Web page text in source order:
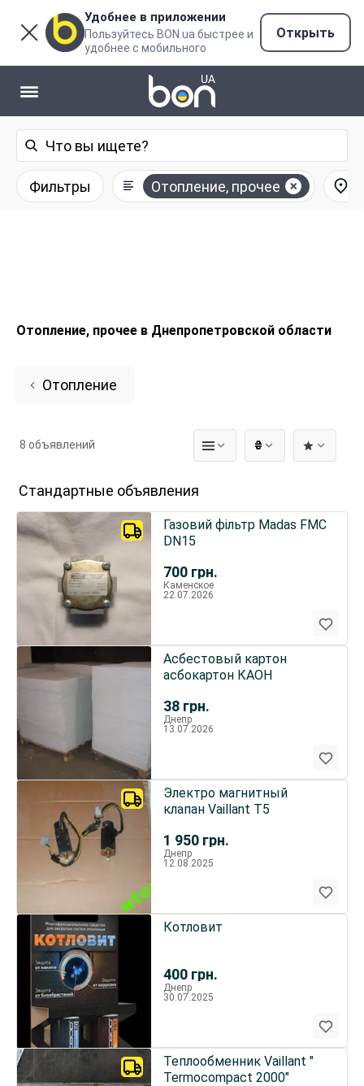
Удобнее в приложении
Пользуйтесь BON.ua быстрее и
удобнее с мобильного
Открыть
Фильтры Отопление, прочее
Отопление, прочее в Днепропетровской области
Отопление
₴
8 объявлений
Стандартные объявления
700 грн.
Газовий фільтр Madas FMC
DN15
Каменское
22.07.2026
38 грн.
Асбестовый картон
асбокартон КАОН
Днепр
13.07.2026
1 950 грн.
Электро магнитный
клапан Vaillant Т5
Днепр
12.08.2025
400 грн.
Котловит
Днепр
30.07.2025
Теплообменник Vaillant "
Termocompact 2000"